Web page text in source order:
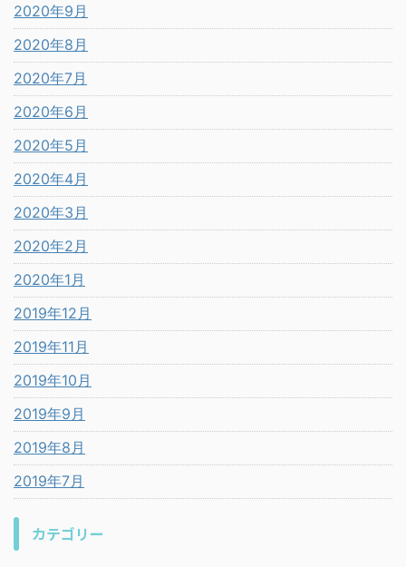
2020年9月
2020年8月
2020年7月
2020年6月
2020年5月
2020年4月
2020年3月
2020年2月
2020年1月
2019年12月
2019年11月
2019年10月
2019年9月
2019年8月
2019年7月
カテゴリー